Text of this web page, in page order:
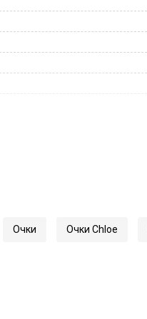
Очки Очки Chloe